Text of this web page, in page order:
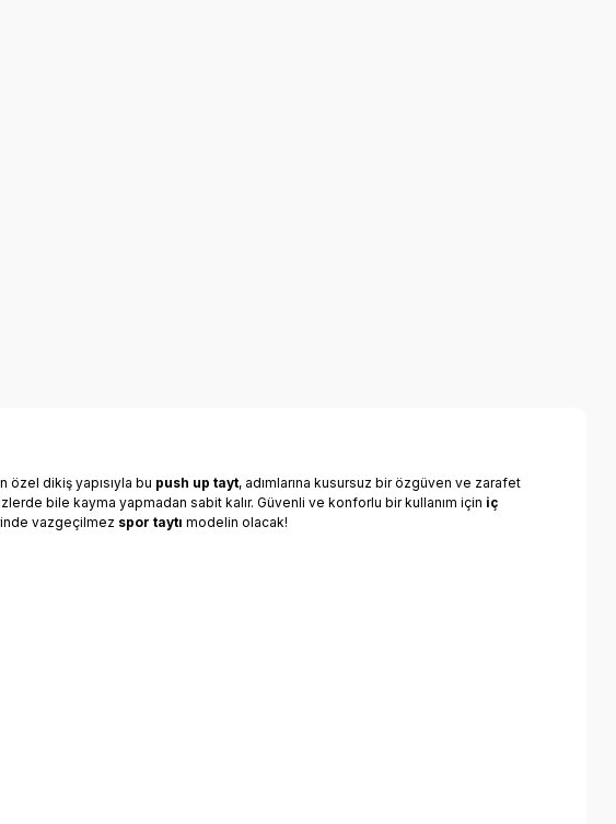
özel dikiş yapısıyla bu push up tayt, adımlarına kusursuz bir özgüven ve zarafet
bile kayma yapmadan sabit kalır. Güvenli ve konforlu bir kullanım için iç
vazgeçilmez spor taytı modelin olacak!